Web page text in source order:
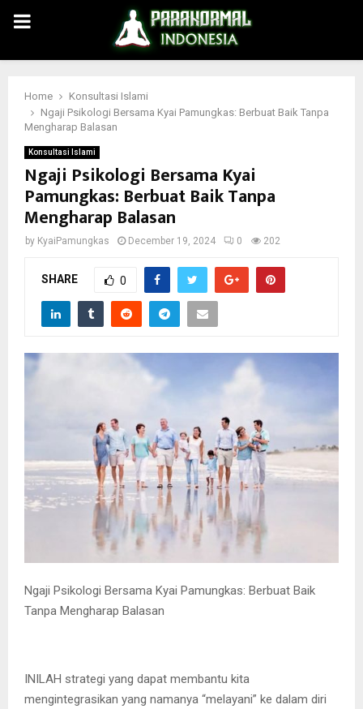
PRIMARY
MENU
Home
Konsultasi Islami
Ngaji Psikologi Bersama Kyai Pamungkas: Berbuat Baik Tanpa
Mengharap Balasan
Konsultasi Islami
Ngaji Psikologi Bersama Kyai
Pamungkas: Berbuat Baik Tanpa
Mengharap Balasan
by KyaiPamungkas December 19, 2024 0 202
SHARE 0
Ngaji Psikologi Bersama Kyai Pamungkas: Berbuat Baik
Tanpa Mengharap Balasan
INILAH strategi yang dapat membantu kita
mengintegrasikan yang namanya “melayani” ke dalam diri